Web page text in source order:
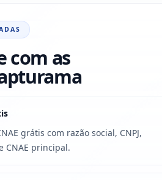
com as
grátis com razão social, CNPJ,
CNAE principal.